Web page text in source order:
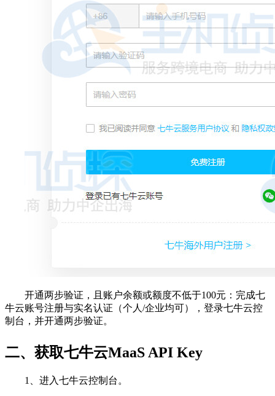
开通两步验证，且账户余额或额度不低于100元：完成七
牛云账号注册与实名认证（个人/企业均可），登录七牛云控
制台，并开通两步验证。
二、获取七牛云MaaS API Key
1、进入七牛云控制台。